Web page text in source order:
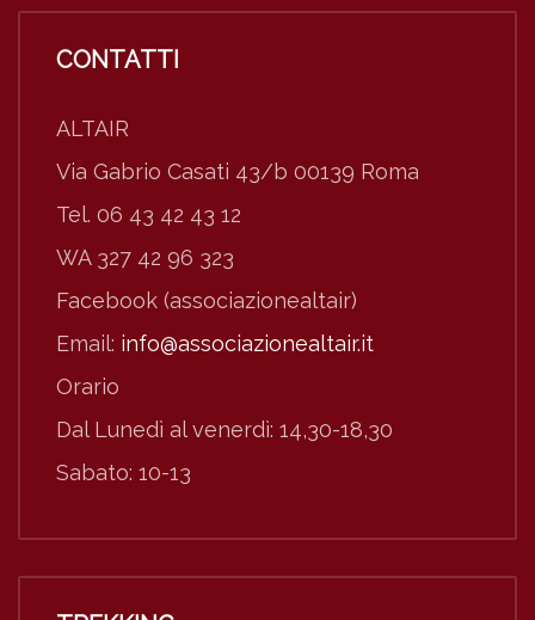
CONTATTI
ALTAIR
Via Gabrio Casati 43/b 00139 Roma
Tel. 06 43 42 43 12
WA 327 42 96 323
Facebook (associazionealtair)
Email: info@associazionealtair.it
Orario
Dal Lunedì al venerdì: 14,30-18,30
Sabato: 10-13